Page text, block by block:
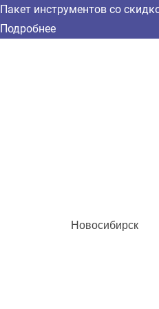
Пакет инструментов со
Подробнее
Новосибирск